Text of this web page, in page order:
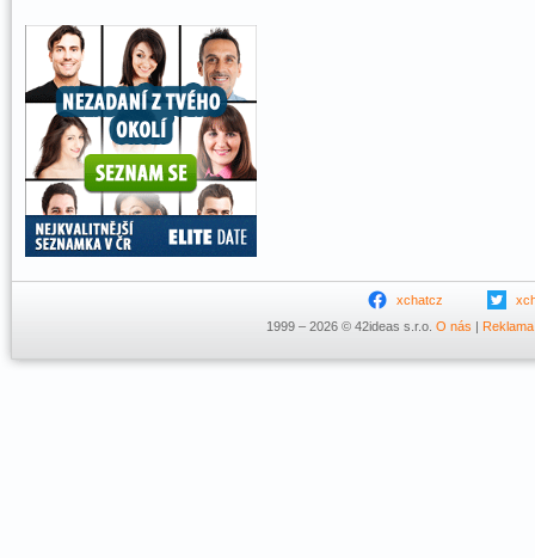
xchatcz
1999 – 2026 © 42ideas s.r.o. O nás | Reklama